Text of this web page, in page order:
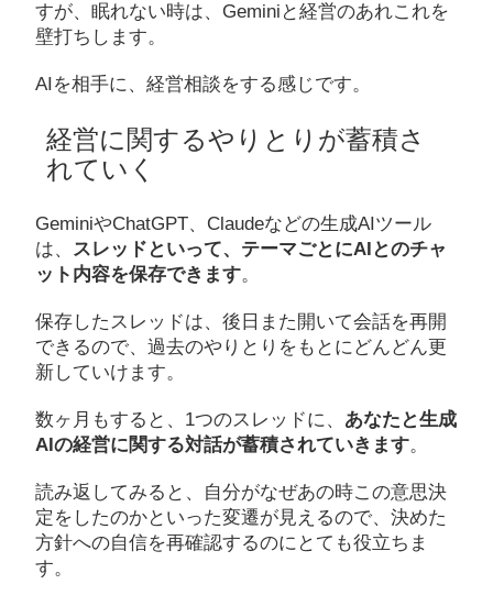
すが、眠れない時は、Geminiと経営のあれこれを
壁打ちします。
AIを相手に、経営相談をする感じです。
経営に関するやりとりが蓄積さ
れていく
GeminiやChatGPT、Claudeなどの生成AIツール
は、 スレッドといって、テーマごとにAIとのチャ
ット内容を保存できます。
保存したスレッドは、後日また開いて会話を再開
できるので、過去のやりとりをもとにどんどん更
新していけます。
数ヶ月もすると、1つのスレッドに、 あなたと生成
AIの経営に関する対話が蓄積されていきます。
読み返してみると、自分がなぜあの時この意思決
定をしたのかといった変遷が見えるので、決めた
方針への自信を再確認するのにとても役立ちま
す。